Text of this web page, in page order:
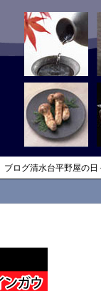
ブログ清水台平野屋の日